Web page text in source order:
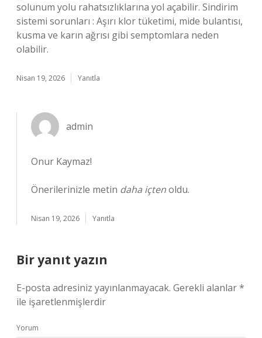
solunum yolu rahatsızlıklarına yol açabilir. Sindirim
sistemi sorunları : Aşırı klor tüketimi, mide bulantısı,
kusma ve karın ağrısı gibi semptomlara neden
olabilir.
Nisan 19, 2026 Yanıtla
admin
Onur Kaymaz!
Önerilerinizle metin daha içtenoldu.
Nisan 19, 2026 Yanıtla
Bir yanıt yazın
E-posta adresiniz yayınlanmayacak. Gerekli alanlar*
ile işaretlenmişlerdir
Yorum